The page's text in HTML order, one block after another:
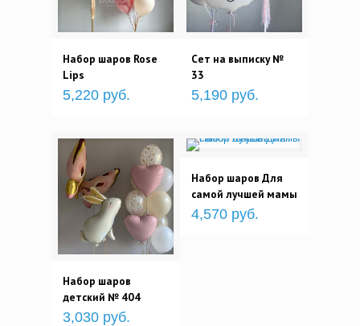
Набор шаров Rose
Lips
5,220 руб.
Сет на выписку №
33
5,190 руб.
Набор шаров
детский № 404
3,030 руб.
Набор шаров Для
самой лучшей мамы
4,570 руб.